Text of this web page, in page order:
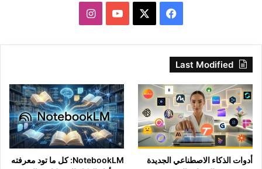
فيسبوك ‫YouTubeانستقرام
Last Modified
أدوات الذكاء الاصطناعي الجديدة
NotebookLM: كل ما تود معرفته